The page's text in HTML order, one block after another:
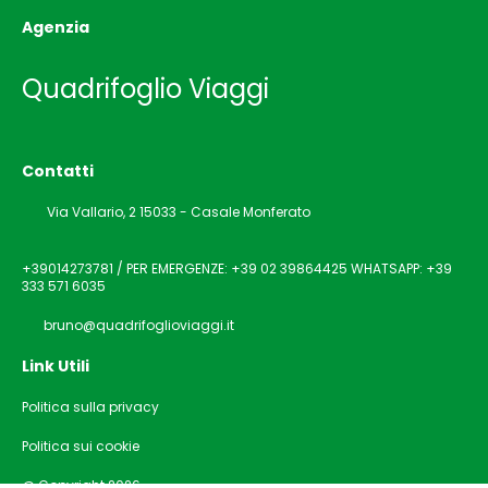
Agenzia
Quadrifoglio Viaggi
Contatti
Via Vallario, 2 15033 - Casale Monferato
+39014273781 / PER EMERGENZE: +39 02 39864425 WHATSAPP: +39
333 571 6035
bruno@quadrifoglioviaggi.it
Link Utili
Politica sulla privacy
Politica sui cookie